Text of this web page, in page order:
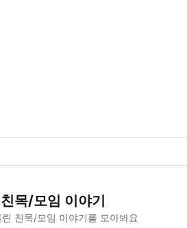
친목/모임 이야기
친목/모임 이야기를 모아봐요